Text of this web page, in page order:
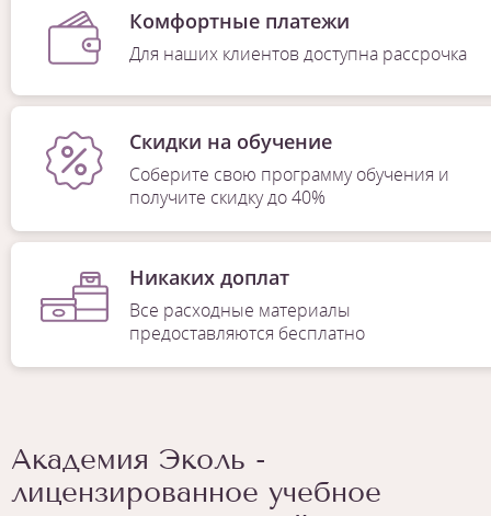
Комфортные платежи
Для наших клиентов доступна рассрочка
Скидки на обучение
Соберите свою программу обучения и
получите скидку до 40%
Никаких доплат
Все расходные материалы
предоставляются бесплатно
Академия Эколь -
лицензированное учебное